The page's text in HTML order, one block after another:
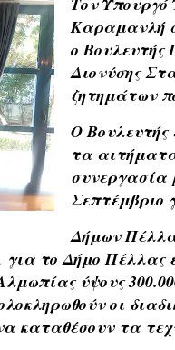
Καραμανλή
ο Βουλευτής
Διονύσης
ζητημάτων
Ο Βουλευτής
τα αιτήματα
συνεργασία
Σεπτέμβριο
Δήμων
για το Δήμο Πέλλας
ύψους
οι
καταθέσουν τα